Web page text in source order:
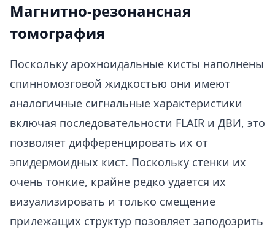
Магнитно-резонансная
томография
Поскольку арохноидальные кисты наполнены
спинномозговой жидкостью они имеют
аналогичные сигнальные характеристики
включая последовательности FLAIR и ДВИ, это
позволяет дифференцировать их от
эпидермоидных кист. Поскольку стенки их
очень тонкие, крайне редко удается их
визуализировать и только смещение
прилежащих структур позовляет заподозрить